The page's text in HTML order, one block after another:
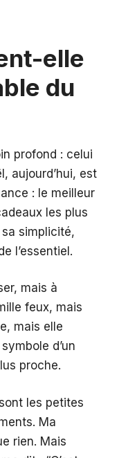
elle
du
profond : celui
aujourd’hui, est
: le meilleur
les plus
simplicité,
l’essentiel.
mais à
feux, mais
mais elle
d’un
proche.
les petites
Ma
rien. Mais